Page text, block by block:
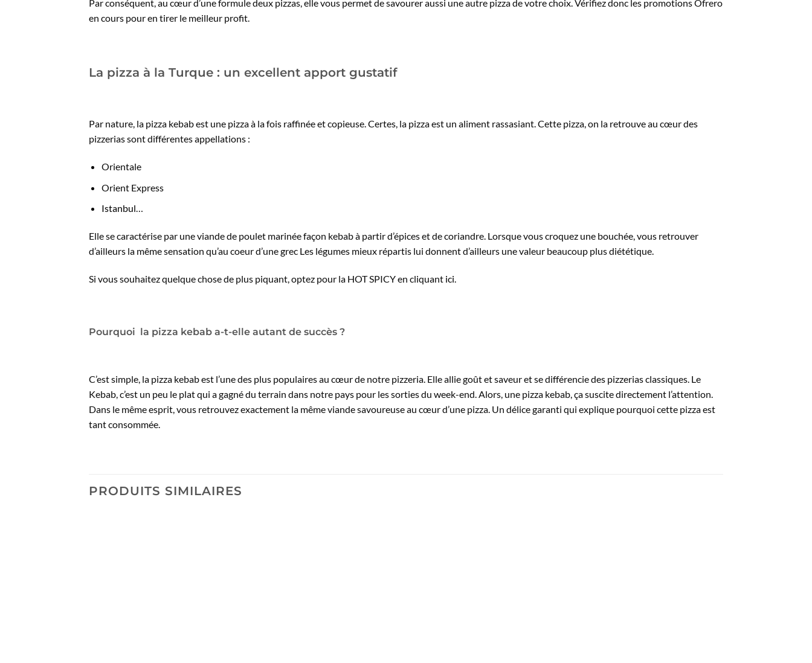
Par conséquent, au cœur d’une formule deux pizzas, elle vous permet de savourer aussi une autre pizza de votre choix. Vérifiez donc les promotions Ofrero
en cours pour en tirer le meilleur profit.
La pizza à la Turque : un excellent apport gustatif
Par nature, la pizza kebab est une pizza à la fois raffinée et copieuse. Certes, la pizza est un aliment rassasiant. Cette pizza, on la retrouve au cœur des
pizzerias sont différentes appellations :
Orientale
Orient Express
Istanbul…
Elle se caractérise par une viande de poulet marinée façon kebab à partir d’épices et de coriandre. Lorsque vous croquez une bouchée, vous retrouver
d’ailleurs la même sensation qu’au coeur d’une grec Les légumes mieux répartis lui donnent d’ailleurs une valeur beaucoup plus diététique.
Si vous souhaitez quelque chose de plus piquant, optez pour la HOT SPICY en cliquant ici.
Pourquoi la pizza kebab a-t-elle autant de succès ?
C’est simple, la pizza kebab est l’une des plus populaires au cœur de notre pizzeria. Elle allie goût et saveur et se différencie des pizzerias classiques. Le
Kebab, c’est un peu le plat qui a gagné du terrain dans notre pays pour les sorties du week-end. Alors, une pizza kebab, ça suscite directement l’attention.
Dans le même esprit, vous retrouvez exactement la même viande savoureuse au cœur d’une pizza. Un délice garanti qui explique pourquoi cette pizza est
tant consommée.
PRODUITS SIMILAIRES